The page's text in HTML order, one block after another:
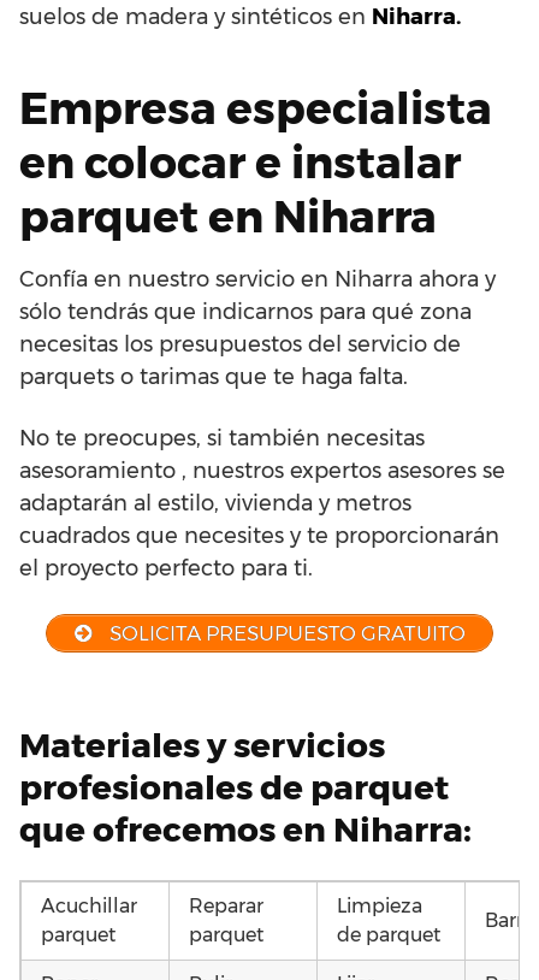
suelos de madera y sintéticos en Niharra.
Empresa especialista
en colocar e instalar
parquet en Niharra
Confía en nuestro servicio en Niharra ahora y
sólo tendrás que indicarnos para qué zona
necesitas los presupuestos del servicio de
parquets o tarimas que te haga falta.
No te preocupes, si también necesitas
asesoramiento , nuestros expertos asesores se
adaptarán al estilo, vivienda y metros
cuadrados que necesites y te proporcionarán
el proyecto perfecto para ti.
SOLICITA PRESUPUESTO GRATUITO
Materiales y servicios
profesionales de parquet
que ofrecemos en Niharra:
Acuchillar
parquet
Reparar
parquet
Limpieza
de parquet